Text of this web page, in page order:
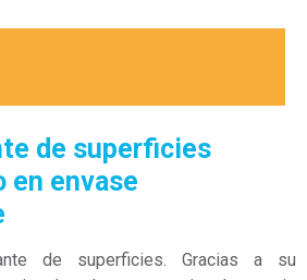
de superficies
en envase
de superficies. Gracias a su